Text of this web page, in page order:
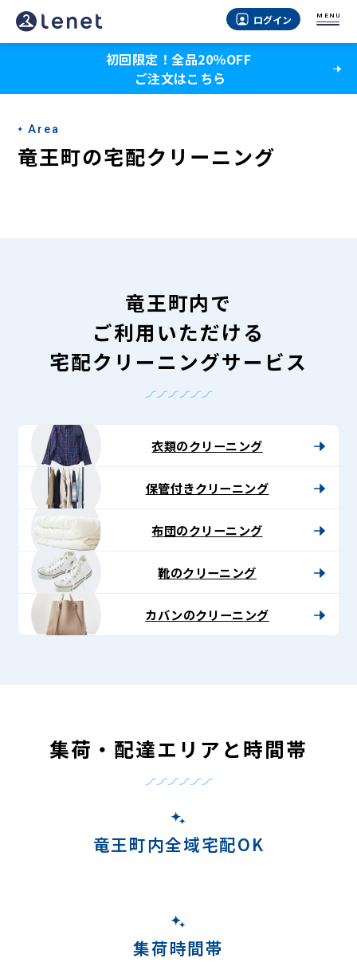
竜
王
の
宅
配
ト〉
ログイン MENU
初回限定！全品20％OFF
ご注文はこちら
Area
竜王町の宅配クリーニング
竜王町内で
ご利用いただける
宅配クリーニングサービス
衣類のクリーニング
保管付きクリーニング
布団のクリーニング
靴のクリーニング
カバンのクリーニング
集荷・配達エリアと時間帯
竜王町内全域宅配OK
集荷時間帯